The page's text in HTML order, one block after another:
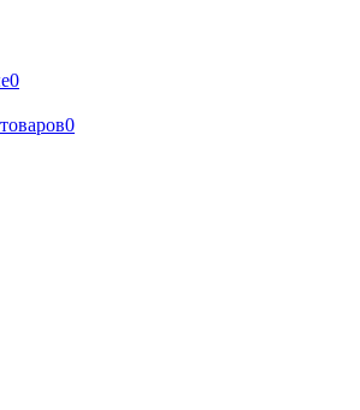
0
0